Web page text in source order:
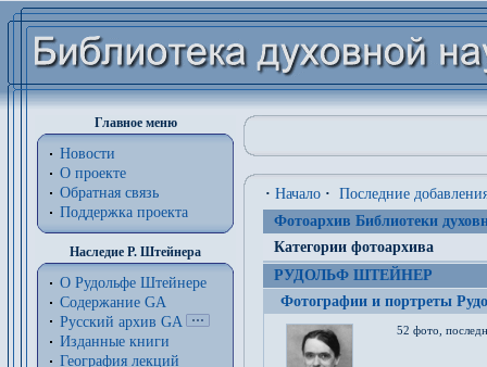
Главное меню
Новости
О проекте
Обратная связь
Поддержка проекта
Наследие Р. Штейнера
О Рудольфе Штейнере
Содержание GA
Русский архив GA
Изданные книги
География лекций
· Начало · Последние
Фотоархив Библиотеки
Категории фотоархива
РУДОЛЬФ ШТЕЙНЕР
Фотографии и портреты
52 фото,